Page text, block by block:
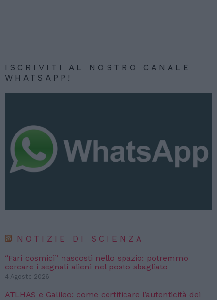
ISCRIVITI AL NOSTRO CANALE
WHATSAPP!
NOTIZIE DI SCIENZA
“Fari cosmici” nascosti nello spazio: potremmo
cercare i segnali alieni nel posto sbagliato
4 Agosto 2026
ATLHAS e Galileo: come certificare l’autenticità dei